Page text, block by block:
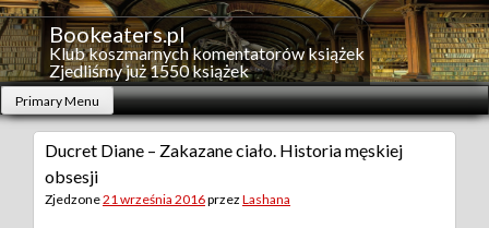
Skip
to
content
Bookeaters.pl
Klub koszmarnych komentatorów książek
Zjedliśmy już 1550 książek
Primary Menu
Ducret Diane – Zakazane ciało. Historia męskiej
obsesji
Zjedzone21 września 2016przez Lashana